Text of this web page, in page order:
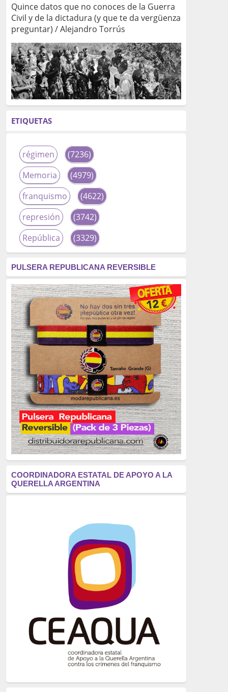
Quince datos que no conoces de la Guerra
Civil y de la dictadura (y que te da vergüenza
preguntar) / Alejandro Torrús
ETIQUETAS
régimen
(7236)
Memoria
(4979)
franquismo
(4622)
represión
(3742)
República
(3329)
fascismo
(2677)
tardofranquismo
(2320)
Actualidad
(2319)
monarquía
(2253)
borbones
(2176)
Cultura
(2163)
Guerra
(1674)
genocidio
(1234)
mujer
(1070)
Eventos
(914)
Crímenes del franquismo
(721)
(699)
(607)
neofranquismo
(567)
Justicia Universal
Derechos Humanos
(522)
Nacionalcatolicismo
(514)
PULSERA REPUBLICANA REVERSIBLE
COORDINADORA ESTATAL DE APOYO A LA
QUERELLA ARGENTINA